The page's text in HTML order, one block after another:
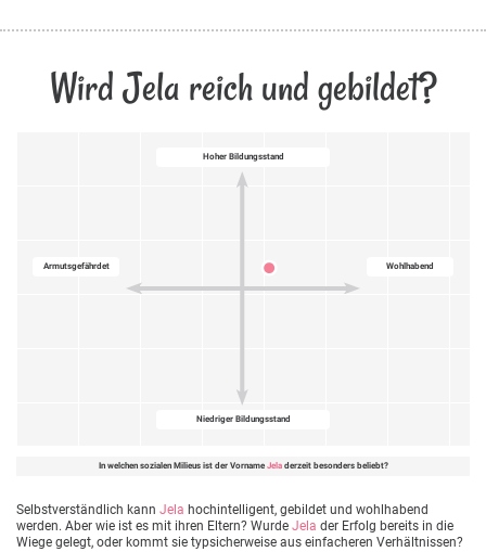
Wird Jela reich und gebildet?
Hoher Bildungsstand
Wohlhabend
Niedriger Bildungsstand
Armutsgefährdet
In welchen sozialen Milieus ist der Vorname Jeladerzeit besonders beliebt?
Selbstverständlich kann Jela hochintelligent, gebildet und wohlhabend
werden. Aber wie ist es mit ihren Eltern? Wurde Jela der Erfolg bereits in die
Wiege gelegt, oder kommt sie typsicherweise aus einfacheren Verhältnissen?